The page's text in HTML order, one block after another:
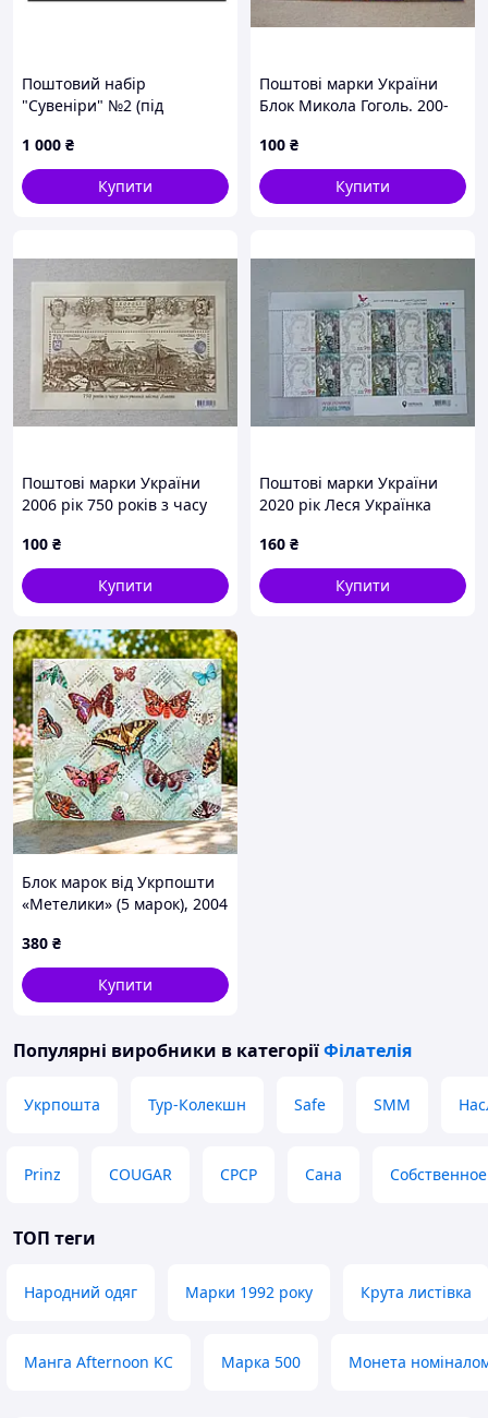
Поштовий набір
"Сувеніри" №2 (під
1 000 ₴
Купити
Поштові марки України
Блок Микола Гоголь. 200-
2009 рік
100 ₴
Купити
Поштові марки України
2006 рік 750 років з часу
100 ₴
Купити
Поштові марки України
2020 рік Леся Українка
160 ₴
Купити
Блок марок від Укрпошти
«Метелики» (5 марок), 2004
380 ₴
Купити
Популярні виробники в категоріїФілателія
Укрпошта Тур-Колекшн Safe SMM
Prinz COUGAR СРСР Сана
ТОП теги
Народний одяг Марки 1992 року Крута листівка
Манга Afternoon KC Марка 500 Монета